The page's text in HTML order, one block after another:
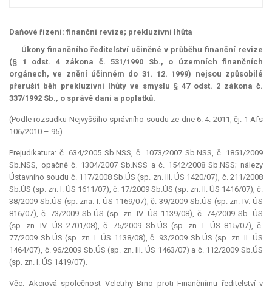
Daňové řízení: finanční revize; prekluzivní lhůta
Úkony finančního ředitelství učiněné v průběhu finanční revize
(§ 1 odst. 4 zákona č. 531/1990 Sb., o územních finančních
orgánech, ve znění účinném do 31. 12. 1999) nejsou způsobilé
přerušit běh prekluzivní lhůty ve smyslu § 47 odst. 2 zákona č.
337/1992 Sb., o správě daní a poplatků.
(Podle rozsudku Nejvyššího správního soudu ze dne 6. 4. 2011, čj. 1 Afs
106/2010 – 95)
Prejudikatura: č. 634/2005 Sb.NSS, č. 1073/2007 Sb.NSS, č. 1851/2009
Sb.NSS, opačně č. 1304/2007 Sb.NSS a č. 1542/2008 Sb.NSS; nálezy
Ústavního soudu č. 117/2008 Sb.ÚS (sp. zn. III. ÚS 1420/07), č. 211/2008
Sb.ÚS (sp. zn. I. ÚS 1611/07), č. 17/2009 Sb.ÚS (sp. zn. II. ÚS 1416/07), č.
38/2009 Sb.ÚS (sp. zna. I. ÚS 1169/07), č. 39/2009 Sb.ÚS (sp. zn. IV. ÚS
816/07), č. 73/2009 Sb.ÚS (sp. zn. IV. ÚS 1139/08), č. 74/2009 Sb. ÚS
(sp. zn. IV. ÚS 2701/08), č. 75/2009 Sb.ÚS (sp. zn. I. ÚS 815/07), č.
77/2009 Sb.ÚS (sp. zn. I. ÚS 1138/08), č. 93/2009 Sb.ÚS (sp. zn. II. ÚS
1464/07), č. 96/2009 Sb.ÚS (sp. zn. III. ÚS 1463/07) a č. 112/2009 Sb.ÚS
(sp. zn. I. ÚS 1419/07).
Věc: Akciová společnost Veletrhy Brno proti Finančnímu ředitelství v